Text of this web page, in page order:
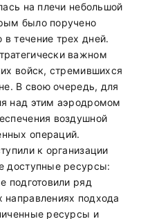
на плечи небольшой
было поручено
течение трех дней.
важном
войск, стремившихся
В свою очередь, для
над этим аэродромом
воздушной
операций.
к организации
доступные ресурсы:
подготовили ряд
подхода
ресурсы и